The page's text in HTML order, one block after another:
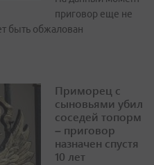
приговор еще не
быть обжалован
Приморец с
сыновьями убил
соседей топорм
– приговор
назначен спустя
10 лет